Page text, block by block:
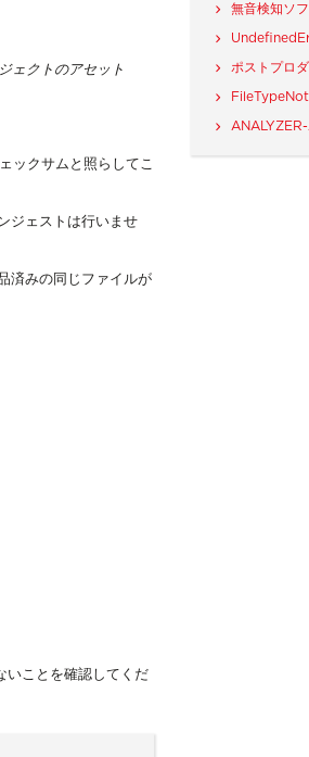
クトのアセット
ックサムと照らしてこ
ジェストは行いませ
済みの同じファイルが
いことを確認してくだ
無音検知ソ
ポストプロ